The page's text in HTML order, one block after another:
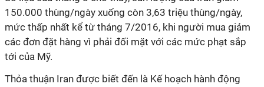
150.000 thùng/ngày xuống còn 3,63 triệu thùng/ngày,
mức thấp nhất kể từ tháng 7/2016, khi người mua giảm
các đơn đặt hàng vì phải đối mặt với các mức phạt sắp
tới của Mỹ.
Thỏa thuận Iran được biết đến là Kế hoạch hành động